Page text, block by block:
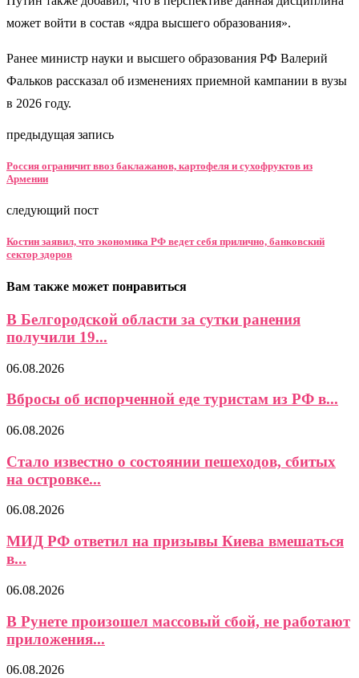
может войти в состав «ядра высшего образования».
Ранее министр науки и высшего образования РФ Валерий
Фальков рассказал об изменениях приемной кампании в вузы
в 2026 году.
предыдущая запись
Россия ограничит ввоз баклажанов, картофеля и сухофруктов из
Армении
следующий пост
Костин заявил, что экономика РФ ведет себя прилично, банковский
сектор здоров
Вам также может понравиться
В Белгородской области за сутки ранения
получили 19...
06.08.2026
Вбросы об испорченной еде туристам из РФ в...
06.08.2026
Стало известно о состоянии пешеходов, сбитых
на островке...
06.08.2026
МИД РФ ответил на призывы Киева вмешаться
в...
06.08.2026
В Рунете произошел массовый сбой, не работают
приложения...
06.08.2026